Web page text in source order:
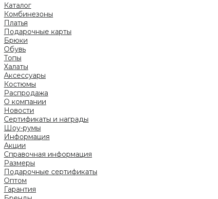
Каталог
Комбинезоны
Платья
Подарочные карты
Брюки
Обувь
Топы
Халаты
Аксессуары
Костюмы
Распродажа
О компании
Новости
Сертификаты и награды
Шоу-румы
Информация
Акции
Справочная информация
Размеры
Подарочные сертификаты
Оптом
Гарантия